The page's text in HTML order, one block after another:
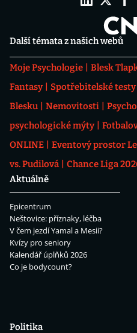
Další témata z našich webů
Moje Psychologie Blesk
Fantasy
Spotřebitelské testy
Blesku
Nemovitosti
psychologické mýty
ONLINE
Eventový prostor
vs. Pudilová
Chance Liga
Aktuálně
Epicentrum
Neštovice: příznaky, léčba
V čem jezdí Yamal a Mesii?
Kvízy pro seniory
Kalendář úplňků 2026
Co je bodycount?
Politika